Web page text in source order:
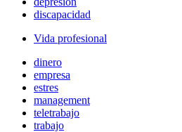
discapacidad
Vida profesional
dinero
empresa
estres
management
teletrabajo
trabajo